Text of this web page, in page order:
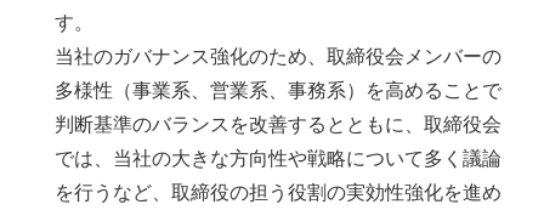
す。
当社のガバナンス強化のため、取締役会メンバーの
多様性（事業系、営業系、事務系）を高めることで
判断基準のバランスを改善するとともに、取締役会
では、当社の大きな方向性や戦略について多く議論
を行うなど、取締役の担う役割の実効性強化を進め